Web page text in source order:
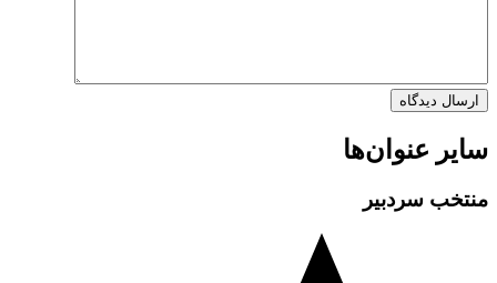
سایر عنوان‌ها
منتخب سردبیر